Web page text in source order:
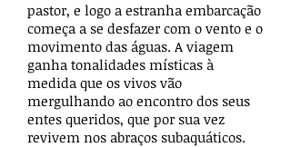
pastor, e logo a estranha embarcação
começa a se desfazer com o vento e o
movimento das águas. A viagem
ganha tonalidades místicas à
medida que os vivos vão
mergulhando ao encontro dos seus
entes queridos, que por sua vez
revivem nos abraços subaquáticos.